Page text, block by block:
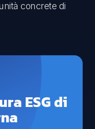
concrete di
ESG di